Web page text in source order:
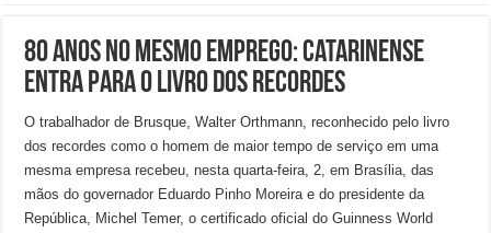
80 anos no mesmo emprego: catarinense
entra para o livro dos recordes
O trabalhador de Brusque, Walter Orthmann, reconhecido pelo livro
dos recordes como o homem de maior tempo de serviço em uma
mesma empresa recebeu, nesta quarta-feira, 2, em Brasília, das
mãos do governador Eduardo Pinho Moreira e do presidente da
República, Michel Temer, o certificado oficial do Guinness World